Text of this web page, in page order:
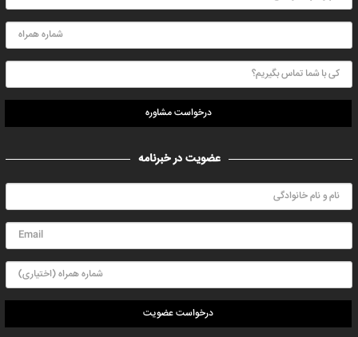
درخواست مشاوره
عضویت در خبرنامه
درخواست عضویت